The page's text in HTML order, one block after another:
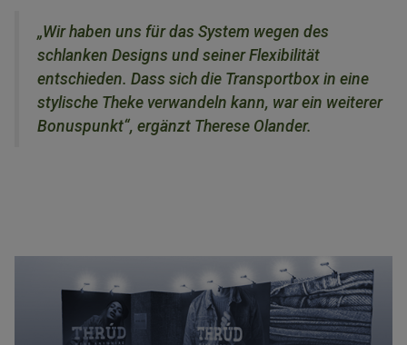
„Wir haben uns für das System wegen des
schlanken Designs und seiner Flexibilität
entschieden. Dass sich die Transportbox in eine
stylische Theke verwandeln kann, war ein weiterer
Bonuspunkt“, ergänzt Therese Olander.